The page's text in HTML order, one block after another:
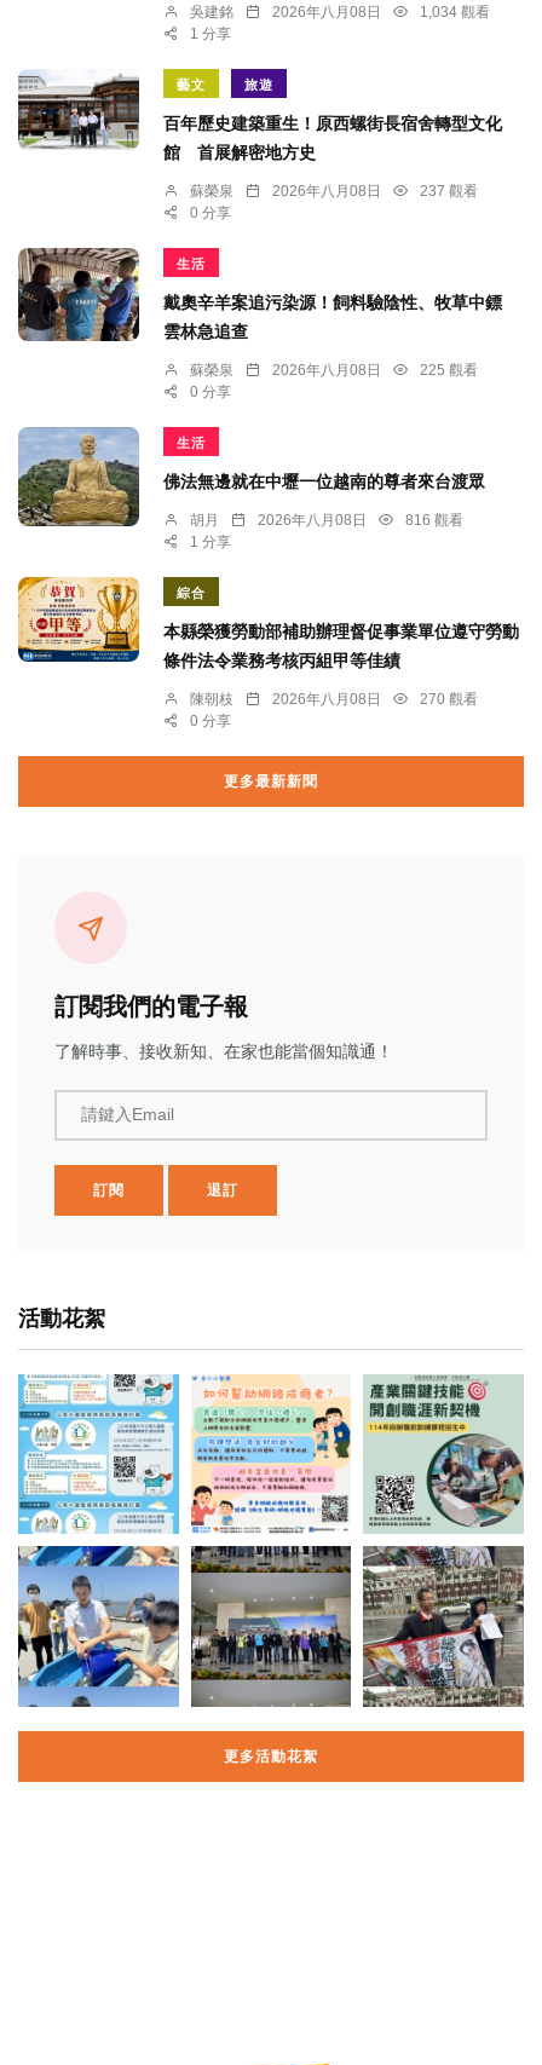
吳建銘 2026年八月08日
1,034 觀看
1 分享
藝文 旅遊
百年歷史建築重生！原西螺街長宿舍轉型文化
館 首展解密地方史
蘇榮泉 2026年八月08日
237 觀看
0 分享
生活
戴奧辛羊案追污染源！飼料驗陰性、牧草中鏢
雲林急追查
蘇榮泉 2026年八月08日
225 觀看
0 分享
生活
佛法無邊就在中壢一位越南的尊者來台渡眾
胡月 2026年八月08日
816 觀看
1 分享
綜合
本縣榮獲勞動部補助辦理督促事業單位遵守勞動
條件法令業務考核丙組甲等佳績
陳朝枝 2026年八月08日
270 觀看
0 分享
更多最新新聞
訂閱我們的電子報
了解時事、接收新知、在家也能當個知識通！
請鍵入Email
訂閱 退訂
活動花絮
更多活動花絮